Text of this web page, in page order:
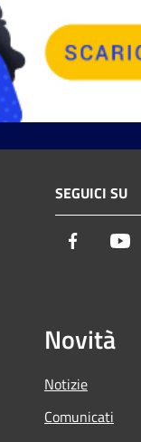
SEGUICI SU
Facebook
Novità
Notizie
Comunicati